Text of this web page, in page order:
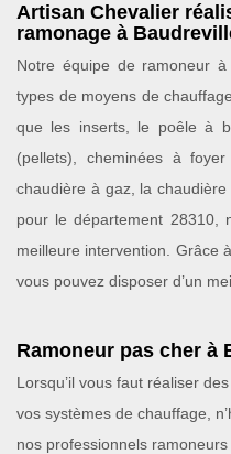
Artisan Chevalier
ramonage à
Notre équipe de ramoneur
types de moyens de
que les inserts, le poêle à
(pellets), cheminées à
chaudière à gaz, la
pour le département 28310,
meilleure intervention. Grâce
vous pouvez disposer d’un
Ramoneur pas cher à
Lorsqu’il vous faut réaliser
vos systèmes de chauffage,
nos professionnels